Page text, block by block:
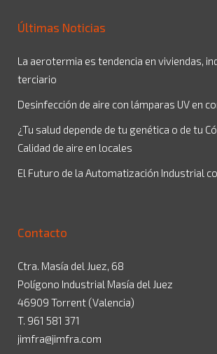
Últimas Noticias
La aerotermia es tendencia en viviendas,
terciario
Desinfección de aire con lámparas UV en
¿Tu salud depende de tu genética o de tu
Calidad de aire en locales
El Futuro de la Automatización Industrial
Contacto
Ctra. Masía del Juez, 68
Polígono Industrial Masía del Juez
46909 Torrent (Valencia)
T. 961 581 371
jimfra@jimfra.com